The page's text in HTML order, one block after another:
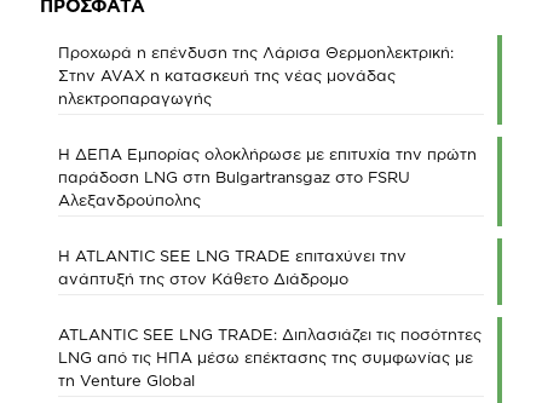
ΠΡΟΣΦΑΤΑ
Προχωρά η επένδυση της Λάρισα Θερμοηλεκτρική:
Στην AVAX η κατασκευή της νέας μονάδας
ηλεκτροπαραγωγής
Η ΔΕΠΑ Εμπορίας ολοκλήρωσε με επιτυχία την πρώτη
παράδοση LNG στη Bulgartransgaz στο FSRU
Αλεξανδρούπολης
Η ATLANTIC SEE LNG TRADE επιταχύνει την
ανάπτυξή της στον Κάθετο Διάδρομο
ATLANTIC SEE LNG TRADE: Διπλασιάζει τις ποσότητες
LNG από τις ΗΠΑ μέσω επέκτασης της συμφωνίας με
τη Venture Global